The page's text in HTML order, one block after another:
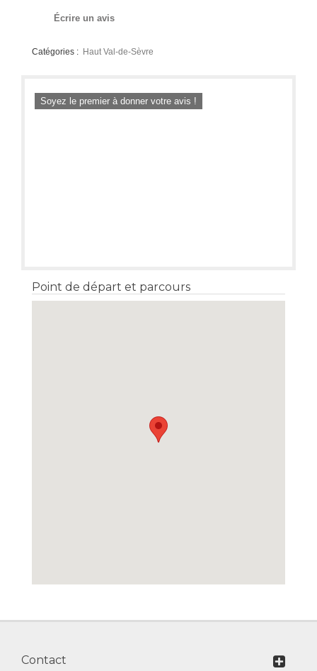
Écrire un avis
Catégories : Haut Val-de-Sèvre
Soyez le premier à donner votre avis !
Point de départ et parcours
Contact